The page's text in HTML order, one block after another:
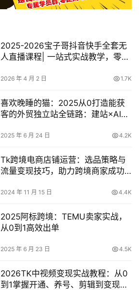
2025-2026宝子哥抖音快手全套无
人直播课程| 一站式实战教学，零基
2026 年 4 月 2 日 1.7K
喜欢晚睡的猫：2025从0打造能获
客的外贸独立站全链路：建站×AI×
2025 年 6 月 24 日 4.2K
Tk跨境电商店铺运营：选品策略与
流量变现技巧，助力跨境商家成功
2024 年 11 月 15 日 4.4K
2025阿标跨境：TEMU卖家实战，
从0到1高效出单
2025 年 6 月 23 日 4.5K
2026TK中视频变现实战教程：从0
到1掌握开通、养号、剪辑到变现，